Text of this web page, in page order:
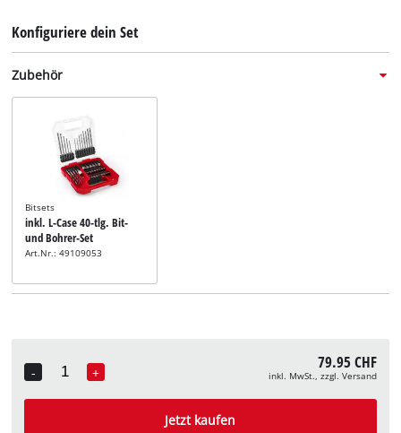
Konfiguriere dein Set
Zubehör
Bitsets
inkl. L-Case 40-tlg. Bit-
und Bohrer-Set
Art.Nr.: 49109053
-
Quantity
+ 79.95 CHF
inkl. MwSt., zzgl. Versand
Jetzt kaufen